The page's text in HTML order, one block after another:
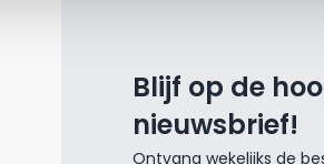
Blijf op de
nieuwsbrief!
Ontvang wekelijks de